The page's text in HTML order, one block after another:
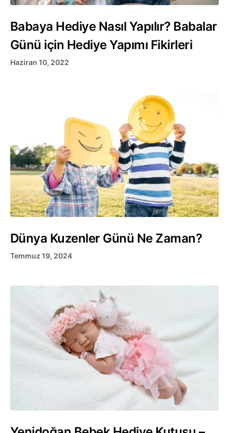
Babaya Hediye Nasıl Yapılır? Babalar
Günü için Hediye Yapımı Fikirleri
Haziran 10, 2022
Dünya Kuzenler Günü Ne Zaman?
Temmuz 19, 2024